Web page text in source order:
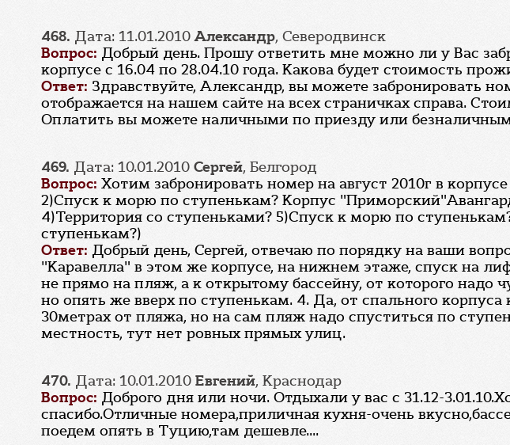
468. Дата: 11.01.2010Александр, Северодвинск
Вопрос: Добрый день. Прошу ответить мне можно ли у Вас
корпусе с 16.04 по 28.04.10 года. Какова будет стоимость
Ответ: Здравствуйте, Александр, вы можете забронировать
отображается на нашем сайте на всех страничках справа.
Оплатить вы можете наличными по приезду или
469. Дата: 10.01.2010 Сергей, Белгород
Вопрос: Хотим забронировать номер на август 2010г в
2)Спуск к морю по ступенькам? Корпус
4)Территория со ступеньками? 5)Спуск к морю по
ступенькам?)
Ответ: Добрый день, Сергей, отвечаю по порядку на ваши
"Каравелла" в этом же корпусе, на нижнем этаже, спуск на
не прямо на пляж, а к открытому бассейну, от которого надо
но опять же вверх по ступенькам. 4. Да, от спального
30метрах от пляжа, но на сам пляж надо спуститься по
местность, тут нет ровных прямых улиц.
470. Дата: 10.01.2010 Евгений, Краснодар
Вопрос: Доброго дня или ночи. Отдыхали у вас с 31.12-
спасибо.Отличные номера,приличная кухня-очень
поедем опять в Туцию,там дешевле....